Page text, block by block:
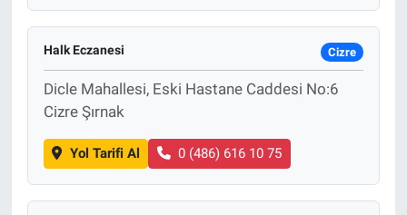
Halk Eczanesi Cizre
Dicle Mahallesi, Eski Hastane Caddesi No:6
Cizre Şırnak
Yol Tarifi Al 0 (486) 616 10 75